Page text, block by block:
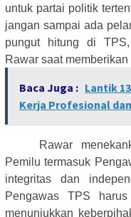
untuk partai politik
jangan sampai ada
pungut hitung di
Rawar saat memberikan
Baca Juga : Lantik
Kerja Profesional
Rawar
Pemilu termasuk
integritas dan
Pengawas TPS
menunjukkan